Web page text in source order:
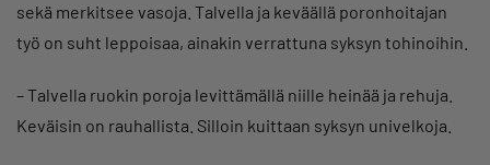
sekä merkitsee vasoja. Talvella ja keväällä poronhoitajan
työ on suht leppoisaa, ainakin verrattuna syksyn tohinoihin.
– Talvella ruokin poroja levittämällä niille heinää ja rehuja.
Keväisin on rauhallista. Silloin kuittaan syksyn univelkoja.